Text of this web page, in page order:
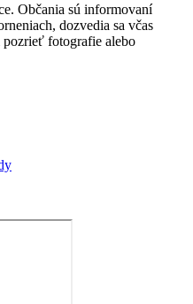
Občania sú informovaní
dozvedia sa včas
fotografie alebo